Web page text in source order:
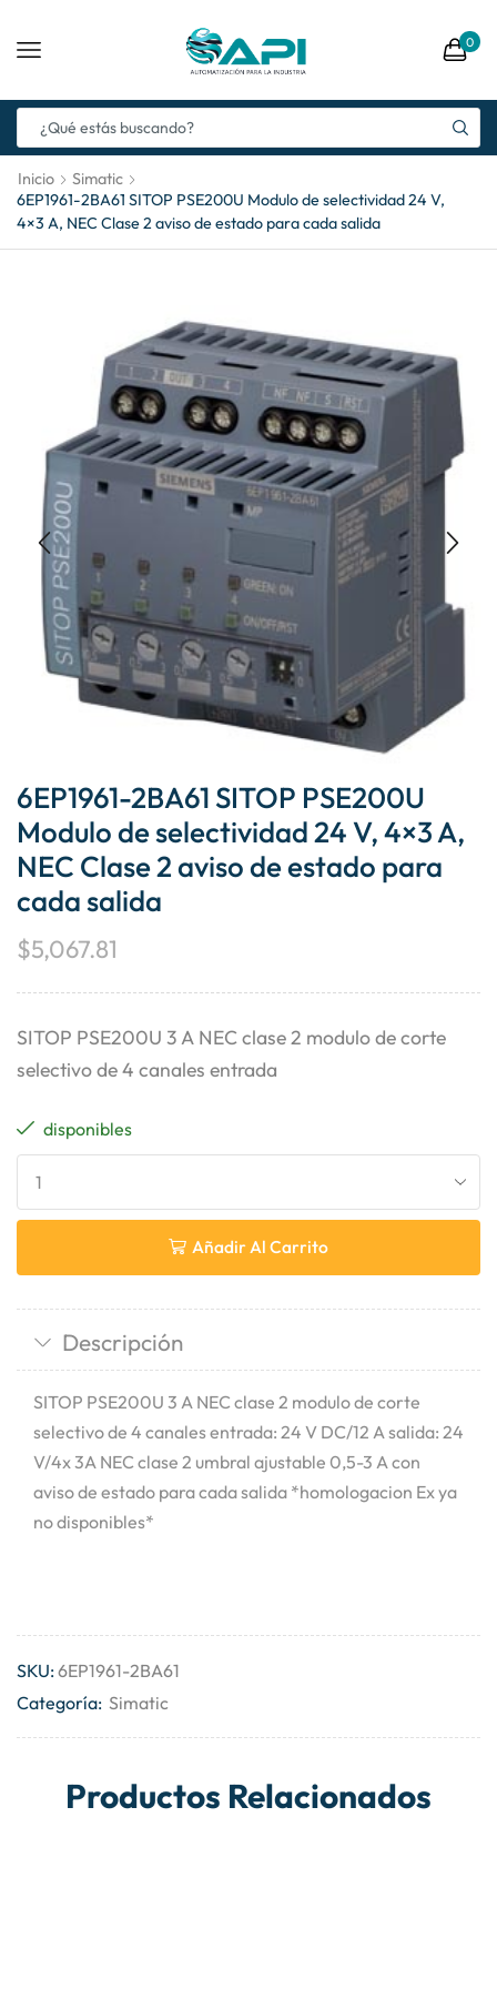
0
Inicio
Simatic
6EP1961-2BA61 SITOP PSE200U Modulo de selectividad 24 V,
4×3 A, NEC Clase 2 aviso de estado para cada salida
6EP1961-2BA61 SITOP PSE200U
Modulo de selectividad 24 V, 4×3 A,
NEC Clase 2 aviso de estado para
cada salida
$5,067.81
SITOP PSE200U 3 A NEC clase 2 modulo de corte
selectivo de 4 canales entrada
disponibles
Añadir Al Carrito
Descripción
SITOP PSE200U 3 A NEC clase 2 modulo de corte
selectivo de 4 canales entrada: 24 V DC/12 A salida: 24
V/4x 3A NEC clase 2 umbral ajustable 0,5-3 A con
aviso de estado para cada salida *homologacion Ex ya
no disponibles*
SKU:6EP1961-2BA61
Categoría: Simatic
Productos Relacionados